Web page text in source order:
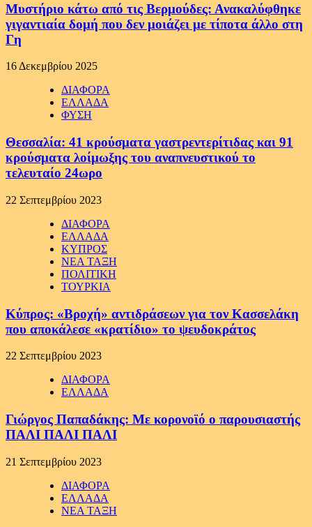
Μυστήριο κάτω από τις Βερμούδες: Ανακαλύφθηκε
γιγαντιαία δομή που δεν μοιάζει με τίποτα άλλο στη
Γη
16 Δεκεμβρίου 2025
ΔΙΑΦΟΡΑ
ΕΛΛΑΔΑ
ΦΥΣΗ
Θεσσαλία: 41 κρούσματα γαστρεντερίτιδας και 91
κρούσματα λοίμωξης του αναπνευστικού το
τελευταίο 24ωρο
22 Σεπτεμβρίου 2023
ΔΙΑΦΟΡΑ
ΕΛΛΑΔΑ
ΚΥΠΡΟΣ
ΝΕΑ ΤΑΞΗ
ΠΟΛΙΤΙΚΗ
ΤΟΥΡΚΙΑ
Κύπρος: «Βροχή» αντιδράσεων για τον Κασσελάκη
που αποκάλεσε «κρατίδιο» το ψευδοκράτος
22 Σεπτεμβρίου 2023
ΔΙΑΦΟΡΑ
ΕΛΛΑΔΑ
Γιώργος Παπαδάκης: Με κορονοϊό ο παρουσιαστής
ΠΑΛΙ ΠΑΛΙ ΠΑΛΙ
21 Σεπτεμβρίου 2023
ΔΙΑΦΟΡΑ
ΕΛΛΑΔΑ
ΝΕΑ ΤΑΞΗ